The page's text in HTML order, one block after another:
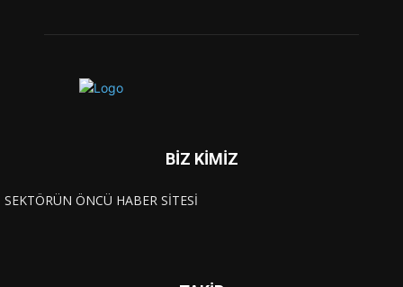
BİZ KİMİZ
SEKTÖRÜN ÖNCÜ HABER SİTESİ